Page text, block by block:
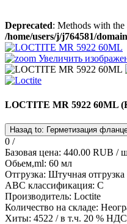
Deprecated: Methods with the
/home/users/j/j764581/
Увеличить
LOCTITE MR 5922 60ML
0 /
Базовая цена: 440.00 RUB /
Обьем,ml: 60 мл
Отгрузка: Штучная отгрузка
АBС классификация: C
Производитель: Loctite
Количество на складе:
Хиты: 4522 / в т.ч. 20 % НДС